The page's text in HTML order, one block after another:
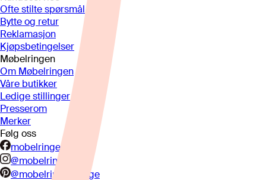
Ofte stilte spørsmål
Bytte og retur
Reklamasjon
Kjøpsbetingelser
Møbelringen
Om Møbelringen
Våre butikker
Ledige stillinger
Presserom
Merker
Følg oss
mobelringen.no
@mobelringen
@mobelringennorge